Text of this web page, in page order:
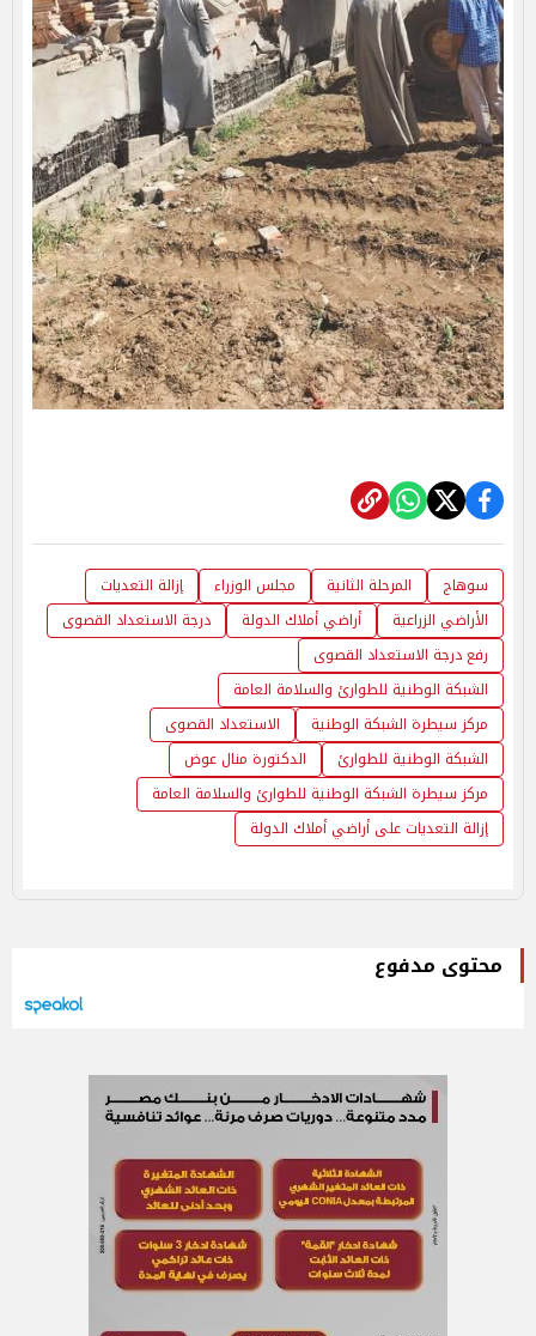
سوهاج المرحلة الثانية مجلس الوزراء
إزالة التعديات
الأراضي الزراعية
أراضي أملاك الدولة
درجة الاستعداد القصوى
رفع درجة الاستعداد القصوى
الشبكة الوطنية للطوارئ والسلامة العامة
مركز سيطرة الشبكة الوطنية
الاستعداد القصوى
الشبكة الوطنية للطوارئ
الدكتورة منال عوض
مركز سيطرة الشبكة الوطنية للطوارئ والسلامة العامة
إزالة التعديات على أراضي أملاك الدولة
محتوى مدفوع